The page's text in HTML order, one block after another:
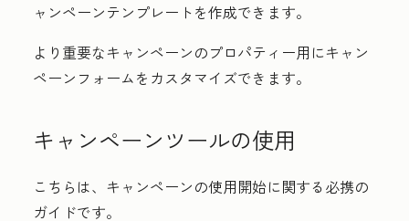
ャンペーンテンプレートを作成できます。
より重要なキャンペーンのプロパティー用にキャン
ペーンフォームをカスタマイズできます。
キャンペーンツールの使用
こちらは、キャンペーンの使用開始に関する必携の
ガイドです。